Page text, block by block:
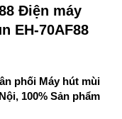
Điện máy
EH-70AF88
phối Máy hút mùi
100% Sản phẩm